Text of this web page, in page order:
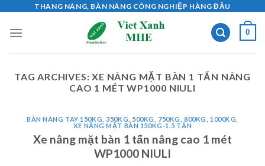
content
THANG NÂNG, BÀN NÂNG CÔNG NGHIỆP HÀNG ĐẦU
0
TAG ARCHIVES:XE NÂNG MẶT BÀN 1 TẤN NÂNG
CAO 1 MÉT WP1000 NIULI
BÀN NÂNG TAY 150KG, 350KG, 500KG, 750KG, 800KG, 1000KG
XE NÂNG MẶT BÀN 150KG-1.5 TẤN
Xe nâng mặt bàn 1 tấn nâng cao 1 mét
WP1000 NIULI